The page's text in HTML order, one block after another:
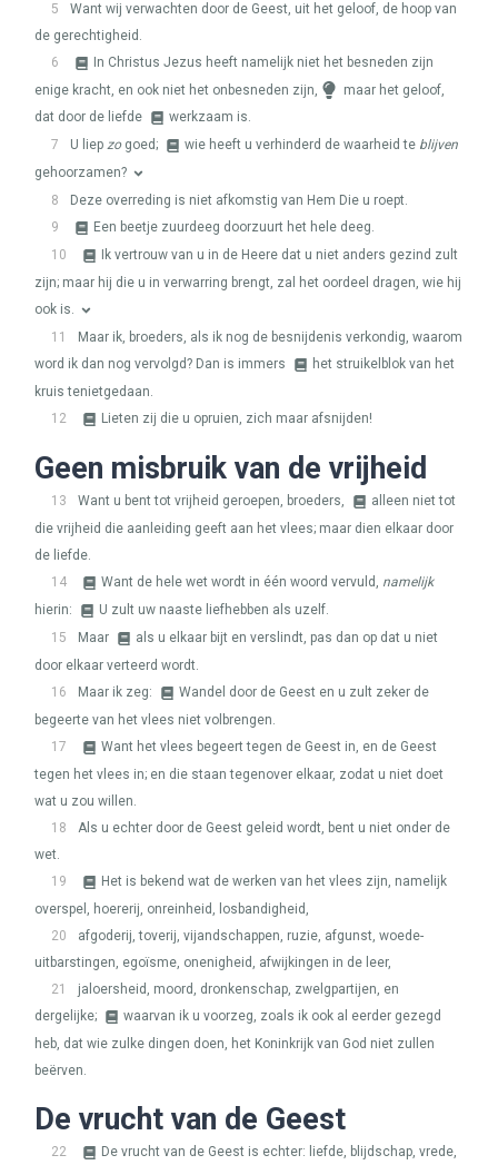
5
Want wij verwachten door de Geest, uit het geloof, de hoop van
de gerechtigheid.
6
In Christus Jezus heeft namelijk niet het besneden zijn
enige kracht, en ook niet het onbesneden zijn,
maar het geloof,
dat door de liefde
werkzaam is.
7
U liep zogoed; wie heeft u verhinderd de waarheid te blijven
gehoorzamen?
8
Deze overreding is niet afkomstig van Hem Die u roept.
9
Een beetje zuurdeeg doorzuurt het hele deeg.
10
Ik vertrouw van u in de Heere dat u niet anders gezind zult
zijn; maar hij die u in verwarring brengt, zal het oordeel dragen, wie hij
ook is.
11
Maar ik, broeders, als ik nog de besnijdenis verkondig, waarom
word ik dan nog vervolgd? Dan is immers
het struikelblok van het
kruis tenietgedaan.
12
Lieten zij die u opruien, zich maar afsnijden!
Geen misbruik van de vrijheid
13 Want u bent tot vrijheid geroepen, broeders,
alleen niet tot
die vrijheid die aanleiding geeft aan het vlees; maar dien elkaar door
de liefde.
14
Want de hele wet wordt in één woord vervuld, namelijk
hierin:
U zult uw naaste liefhebben als uzelf.
15
Maar
als u elkaar bijt en verslindt, pas dan op dat u niet
door elkaar verteerd wordt.
16
Maar ik zeg:
Wandel door de Geest en u zult zeker de
begeerte van het vlees niet volbrengen.
17
Want het vlees begeert tegen de Geest in, en de Geest
tegen het vlees in; en die staan tegenover elkaar, zodat u niet doet
wat u zou willen.
18
Als u echter door de Geest geleid wordt, bent u niet onder de
wet.
19
Het is bekend wat de werken van het vlees zijn, namelijk
overspel, hoererij, onreinheid, losbandigheid,
20
afgoderij, toverij, vijandschappen, ruzie, afgunst, woede-
uitbarstingen, egoïsme, onenigheid, afwijkingen in de leer,
21
jaloersheid, moord, dronkenschap, zwelgpartijen, en
dergelijke;
waarvan ik u voorzeg, zoals ik ook al eerder gezegd
heb, dat wie zulke dingen doen, het Koninkrijk van God niet zullen
beërven.
De vrucht van de Geest
22 De vrucht van de Geest is echter: liefde, blijdschap, vrede,